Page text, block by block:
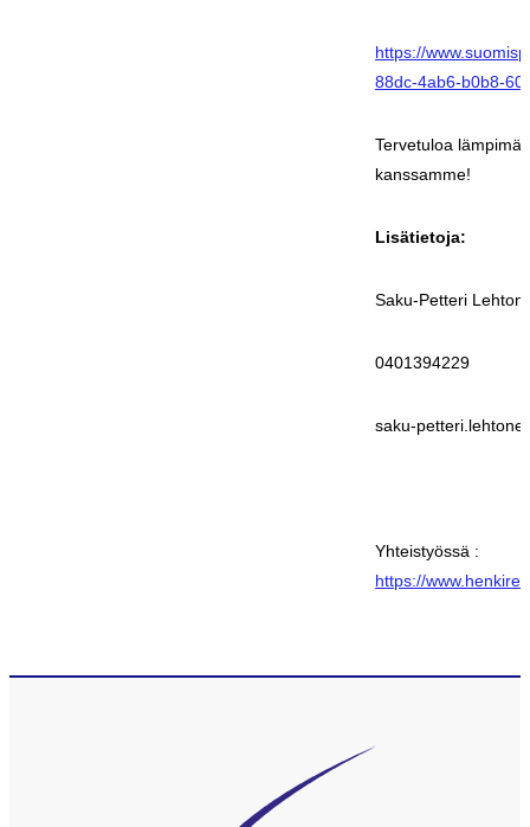
https://
88dc-4ab6-b0b8-
Tervetuloa
kanssamme!
Lisätietoja:
Saku-Petteri
0401394229
saku-
Yhteistyössä :
https://